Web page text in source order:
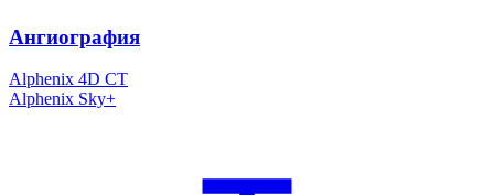
Ангиография
Alphenix 4D CT
Alphenix Sky+